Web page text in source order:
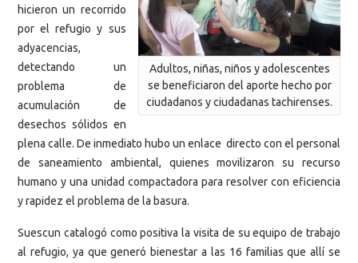
Adultos, niñas, niños y adolescentes
se beneficiaron del aporte hecho por
ciudadanos y ciudadanas tachirenses.
hicieron un recorrido
por el refugio y sus
adyacencias,
detectando un
problema de
acumulación de
desechos sólidos en
plena calle. De inmediato hubo un enlace directo con el personal
de saneamiento ambiental, quienes movilizaron su recurso
humano y una unidad compactadora para resolver con eficiencia
y rapidez el problema de la basura.
Suescun catalogó como positiva la visita de su equipo de trabajo
al refugio, ya que generó bienestar a las 16 familias que allí se